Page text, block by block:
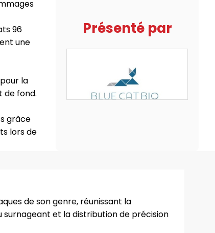
96
une
la
de fond.
grâce
lors de
Présenté par
de son genre, réunissant la
et la distribution de précision